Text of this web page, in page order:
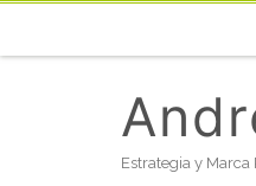
Estrategia y